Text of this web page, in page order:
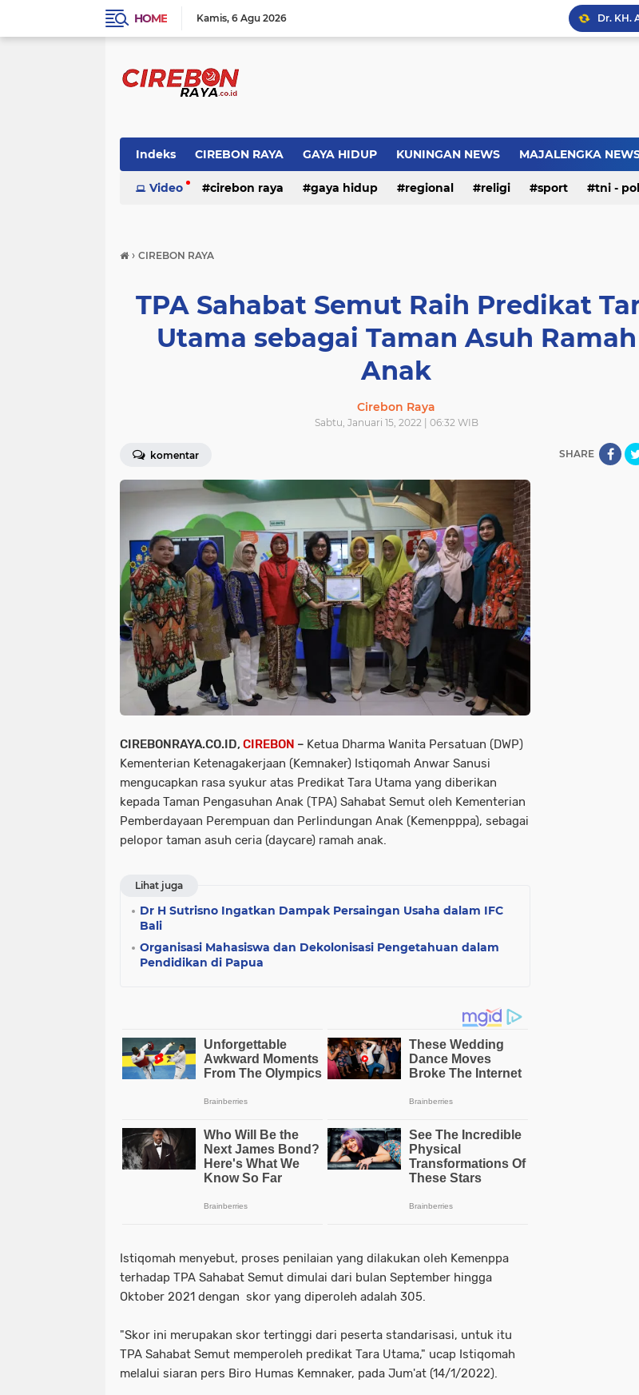
HOME Kamis 6 Agu 2026
Warga
Indeks CIREBON RAYA GAYA HIDUP KUNINGAN NEWS MAJALENGKA
Video cirebon raya gaya hidup regional religi sport tni -
› CIREBON RAYA
TPA Sahabat Semut Raih Predikat
Utama sebagai Taman Asuh Ramah
Anak
Cirebon Raya
Sabtu, Januari 15, 2022 | 06:32 WIB
komentar SHARE
CIREBONRAYA.CO.ID, CIREBON – Ketua Dharma Wanita Persatuan (DWP)
Kementerian Ketenagakerjaan (Kemnaker) Istiqomah Anwar Sanusi
mengucapkan rasa syukur atas Predikat Tara Utama yang diberikan
kepada Taman Pengasuhan Anak (TPA) Sahabat Semut oleh Kementerian
Pemberdayaan Perempuan dan Perlindungan Anak (Kemenpppa), sebagai
pelopor taman asuh ceria (daycare) ramah anak.
Lihat juga
Dr H Sutrisno Ingatkan Dampak Persaingan Usaha dalam IFC
Bali
Organisasi Mahasiswa dan Dekolonisasi Pengetahuan dalam
Pendidikan di Papua
Istiqomah menyebut, proses penilaian yang dilakukan oleh Kemenppa
terhadap TPA Sahabat Semut dimulai dari bulan September hingga
Oktober 2021 dengan skor yang diperoleh adalah 305.
"Skor ini merupakan skor tertinggi dari peserta standarisasi, untuk itu
TPA Sahabat Semut memperoleh predikat Tara Utama," ucap Istiqomah
melalui siaran pers Biro Humas Kemnaker, pada Jum'at (14/1/2022).